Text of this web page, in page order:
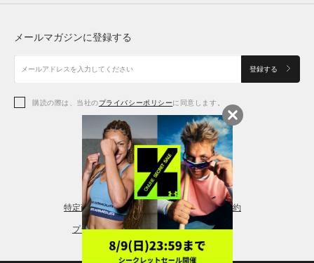
アクセサリー
アクセサリー
シューズ
アクセサリー
レギンス＆タイツ
シューズ
メールマガジンに登録する
登録する
購読の際は、当社のプライバシーポリシーに同意します。
特定商取引法に基づく通販の表記 会員規約
プライバシーポリシー